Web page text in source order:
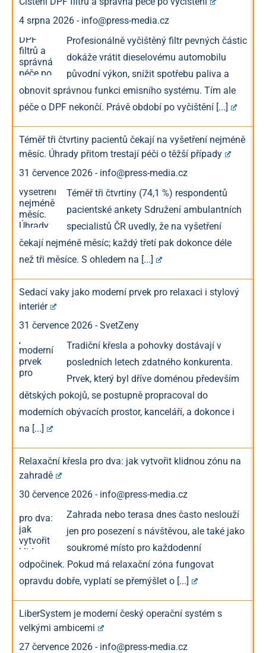
4 srpna 2026 - info@press-media.cz
Profesionálně vyčištěný filtr pevných částic
dokáže vrátit dieselovému automobilu
původní výkon, snížit spotřebu paliva a
obnovit správnou funkci emisního systému. Tím ale
péče o DPF nekončí. Právě období po vyčištění [...]
Téměř tři čtvrtiny pacientů čekají na vyšetření nejméně
měsíc. Úhrady přitom trestají péči o těžší případy
31 července 2026 - info@press-media.cz
Téměř tři čtvrtiny (74,1 %) respondentů
pacientské ankety Sdružení ambulantních
specialistů ČR uvedly, že na vyšetření
čekají nejméně měsíc; každý třetí pak dokonce déle
než tři měsíce. S ohledem na [...]
Sedací vaky jako moderní prvek pro relaxaci i stylový
interiér
31 července 2026 -SvetZeny
Tradiční křesla a pohovky dostávají v
posledních letech zdatného konkurenta.
Prvek, který byl dříve doménou především
dětských pokojů, se postupně propracoval do
moderních obývacích prostor, kanceláří, a dokonce i
na [...]
Relaxační křesla pro dva: jak vytvořit klidnou zónu na
zahradě
30 července 2026 - info@press-media.cz
Zahrada nebo terasa dnes často neslouží
jen pro posezení s návštěvou, ale také jako
soukromé místo pro každodenní
odpočinek. Pokud má relaxační zóna fungovat
opravdu dobře, vyplatí se přemýšlet o [...]
LiberSystem je moderní český operační systém s
velkými ambicemi
27 července 2026 - info@press-media.cz